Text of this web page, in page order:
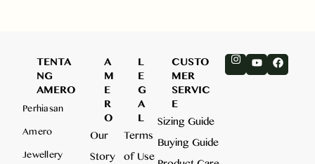
TENTA
NG
AMERO
Perhiasan
Amero
Jewellery
A
M
E
R
O
Our
Story
L
E
G
A
L
Terms
of Use
CUSTO
MER
SERVIC
E
Sizing Guide
Buying Guide